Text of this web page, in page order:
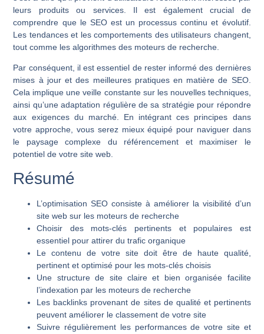
leurs produits ou services. Il est également crucial de
comprendre que le SEO est un processus continu et évolutif.
Les tendances et les comportements des utilisateurs changent,
tout comme les algorithmes des moteurs de recherche.
Par conséquent, il est essentiel de rester informé des dernières
mises à jour et des meilleures pratiques en matière de SEO.
Cela implique une veille constante sur les nouvelles techniques,
ainsi qu’une adaptation régulière de sa stratégie pour répondre
aux exigences du marché. En intégrant ces principes dans
votre approche, vous serez mieux équipé pour naviguer dans
le paysage complexe du référencement et maximiser le
potentiel de votre site web.
Résumé
L’optimisation SEO consiste à améliorer la visibilité d’un
site web sur les moteurs de recherche
Choisir des mots-clés pertinents et populaires est
essentiel pour attirer du trafic organique
Le contenu de votre site doit être de haute qualité,
pertinent et optimisé pour les mots-clés choisis
Une structure de site claire et bien organisée facilite
l’indexation par les moteurs de recherche
Les backlinks provenant de sites de qualité et pertinents
peuvent améliorer le classement de votre site
Suivre régulièrement les performances de votre site et